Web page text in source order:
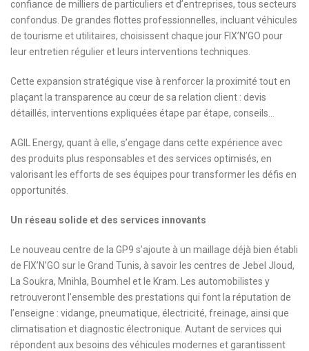
confiance de milliers de particuliers et d’entreprises, tous secteurs
confondus. De grandes flottes professionnelles, incluant véhicules
de tourisme et utilitaires, choisissent chaque jour FIX’N’GO pour
leur entretien régulier et leurs interventions techniques.
Cette expansion stratégique vise à renforcer la proximité tout en
plaçant la transparence au cœur de sa relation client : devis
détaillés, interventions expliquées étape par étape, conseils…
AGIL Energy, quant à elle, s’engage dans cette expérience avec
des produits plus responsables et des services optimisés, en
valorisant les efforts de ses équipes pour transformer les défis en
opportunités.
Un réseau solide et des services innovants
Le nouveau centre de la GP9 s’ajoute à un maillage déjà bien établi
de FIX’N’GO sur le Grand Tunis, à savoir les centres de Jebel Jloud,
La Soukra, Mnihla, Boumhel et le Kram. Les automobilistes y
retrouveront l’ensemble des prestations qui font la réputation de
l’enseigne : vidange, pneumatique, électricité, freinage, ainsi que
climatisation et diagnostic électronique. Autant de services qui
répondent aux besoins des véhicules modernes et garantissent